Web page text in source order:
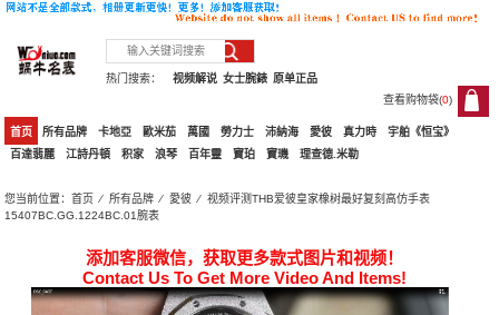
热门搜索： 原单正品
女士腕錶
视频解说
查看购物袋(0)
0
首页 所有品牌 卡地亞 歐米茄 萬國 勞力士 沛納海 愛彼 真力時
宇舶《恒宝》
百達翡麗
江詩丹頓 积家 浪琴 百年靈 寶珀 寶璣 理查德.米勒
您当前位置：首页 ⁄所有品牌 ⁄愛彼 ⁄ 视频评测THB爱彼皇家橡树最好复刻高仿手表
15407BC.GG.1224BC.01腕表
添加客服微信，获取更多款式图片和视频！
Contact Us To Get More Video And Items!